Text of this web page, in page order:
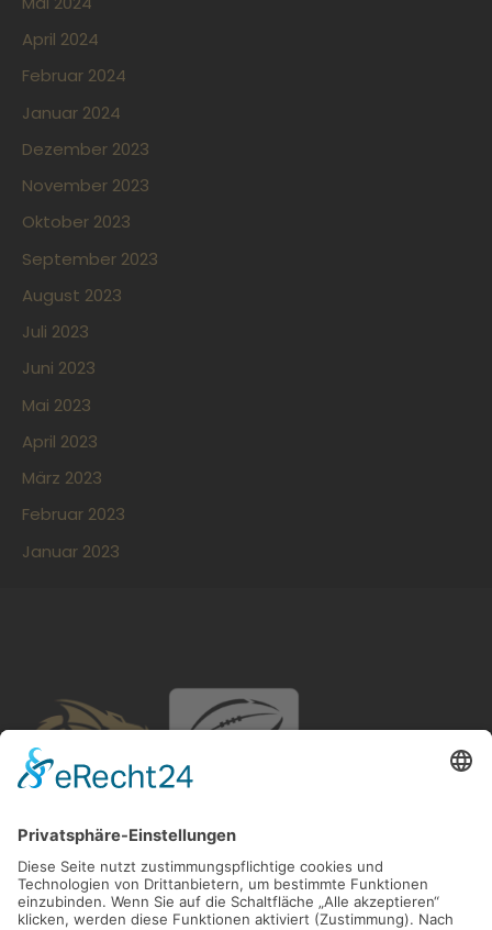
April 2024
Februar 2024
Januar 2024
Dezember 2023
November 2023
Oktober 2023
September 2023
August 2023
Juli 2023
Juni 2023
Mai 2023
April 2023
März 2023
Februar 2023
Januar 2023
American Football
MTV 1846 Gießen e.V. Abt. Gießen Golden Dragons
Heegstrauchweg 3
35394 Gießen